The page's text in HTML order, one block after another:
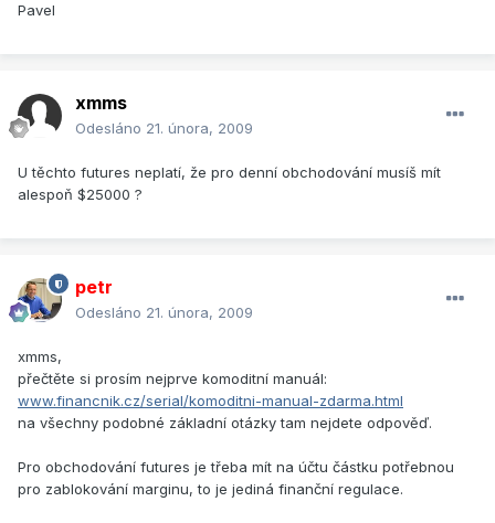
Pavel
xmms
Odesláno 21. února, 2009
U těchto futures neplatí, že pro denní obchodování musíš mít
alespoň $25000 ?
petr
Odesláno 21. února, 2009
xmms,
přečtěte si prosím nejprve komoditní manuál:
www.financnik.cz/serial/komoditni-manual-zdarma.html
na všechny podobné základní otázky tam nejdete odpověď.
Pro obchodování futures je třeba mít na účtu částku potřebnou
pro zablokování marginu, to je jediná finanční regulace.